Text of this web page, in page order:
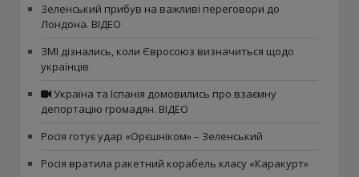
Зеленський прибув на важливі переговори до
Лондона. ВІДЕО
ЗМІ дізнались, коли Євросоюз визначиться щодо
українців
Україна та Іспанія домовились про взаємну
депортацію громадян. ВІДЕО
Росія готує удар «Орєшніком» – Зеленський
Росія вратила ракетний корабель класу «Каракурт»